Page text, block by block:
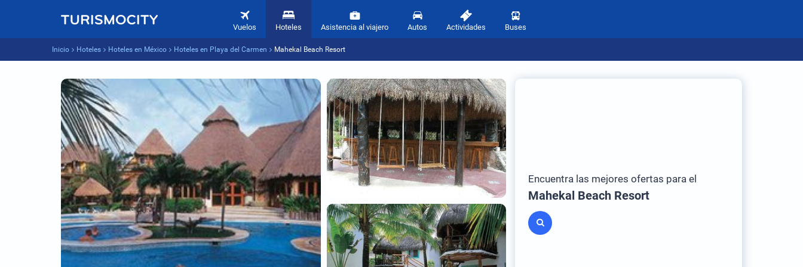
Vuelos Hoteles Asistencia al viajero Autos Actividades Buses
Inicio Hoteles Hoteles en México Hoteles en Playa del Carmen Mahekal Beach Resort
Encuentra las mejores ofertas para el
Mahekal Beach Resort